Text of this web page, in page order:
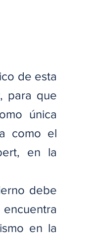
de esta
para que
única
como el
en la
debe
en la